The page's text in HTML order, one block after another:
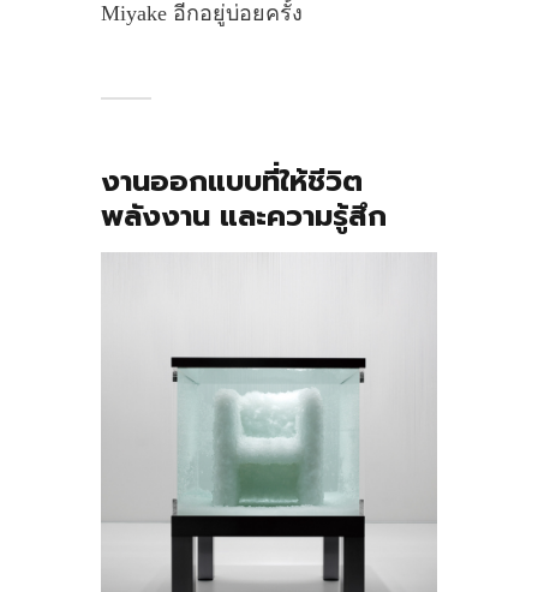
Miyake อีกอยู่บ่อยครั้ง
งานออกแบบที่ให้ชีวิต
พลังงาน และความรู้สึก